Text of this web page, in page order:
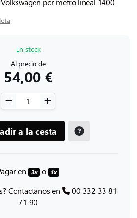
por metro lineal 1400
En stock
Al precio de
54,00 €
a la cesta
en 3x o 4x
Contactanos en
00 332 33 81
71 90